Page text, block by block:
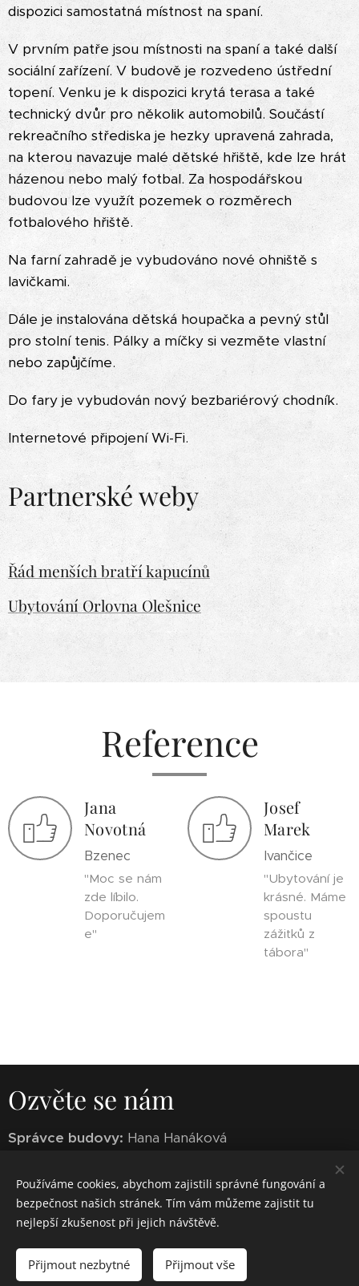
dispozici samostatná místnost na spaní.
V prvním patře jsou místnosti na spaní a také další
sociální zařízení. V budově je rozvedeno ústřední
topení. Venku je k dispozici krytá terasa a také
technický dvůr pro několik automobilů. Součástí
rekreačního střediska je hezky upravená zahrada,
na kterou navazuje malé dětské hřiště, kde lze hrát
házenou nebo malý fotbal. Za hospodářskou
budovou lze využít pozemek o rozměrech
fotbalového hřiště.
Na farní zahradě je vybudováno nové ohniště s
lavičkami.
Dále je instalována dětská houpačka a pevný stůl
pro stolní tenis. Pálky a míčky si vezměte vlastní
nebo zapůjčíme.
Do fary je vybudován nový bezbariérový chodník.
Internetové připojení Wi-Fi.
Partnerské weby
Řád menších bratří kapucínů
Ubytování Orlovna Olešnice
Reference
Jana
Novotná
Bzenec
"Moc se nám
zde líbilo.
Doporučujem
e"
Josef
Marek
Ivančice
"Ubytování je
krásné. Máme
spoustu
zážitků z
tábora"
Ozvěte se nám
Správce budovy: Hana Hanáková
Zavolejte nám: +420 731 717 678
E-mail:hanacka.h@seznam.cz
Vytvořeno službou Webnode
Používáme cookies, abychom zajistili správné fungování a
bezpečnost našich stránek. Tím vám můžeme zajistit tu
nejlepší zkušenost při jejich návštěvě.
Přijmout nezbytné Přijmout vše